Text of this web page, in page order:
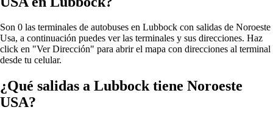
Son 0 las terminales de autobuses en Lubbock con salidas de Noroeste
Usa, a continuación puedes ver las terminales y sus direcciones. Haz
click en "Ver Dirección" para abrir el mapa con direcciones al terminal
desde tu celular.
¿Qué salidas a Lubbock tiene Noroeste
USA?